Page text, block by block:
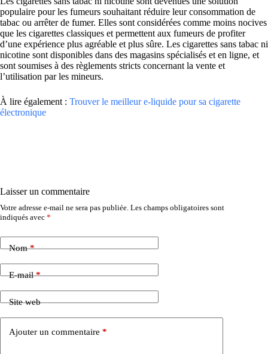
populaire pour les fumeurs souhaitant réduire leur consommation de
tabac ou arrêter de fumer. Elles sont considérées comme moins nocives
que les cigarettes classiques et permettent aux fumeurs de profiter
d’une expérience plus agréable et plus sûre. Les cigarettes sans tabac ni
nicotine sont disponibles dans des magasins spécialisés et en ligne, et
sont soumises à des règlements stricts concernant la vente et
l’utilisation par les mineurs.
À lire également : Trouver le meilleur e-liquide pour sa cigarette
électronique
Laisser un commentaire
Votre adresse e-mail ne sera pas publiée. Les champs obligatoires sont
indiqués avec *
Nom*
E-mail*
Site web
Ajouter un commentaire *